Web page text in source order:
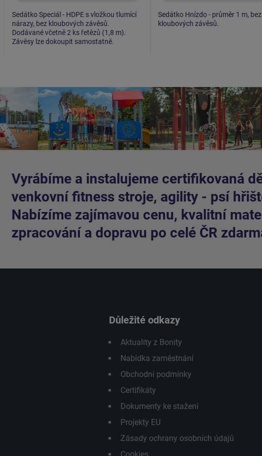
Sedátko Speciál - HDPE s vložkou tlumící
nárazy, bez kloubových závěsů.
Dodávané včetně 2 ks řetězů (1,8 m).
Závěsy lze dokoupit samostatně.
Sedátko Hnízdo - průměr 1 m, bez
kloubových závěsů.
Vyrábíme a instalujeme certifikovaná
venkovní fitness stroje, agility - psí
Nabízíme zajímavou cenu, kvalitní
zpracování a dopravu po celé ČR
Důležité odkazy
Aktuality z Bonity
Nabídka zaměstnání
Obchodní podmínky
Certifikáty
Dokumenty ke stažení
Projekty EU
Zásady ochrany osobních údajů
Cookies